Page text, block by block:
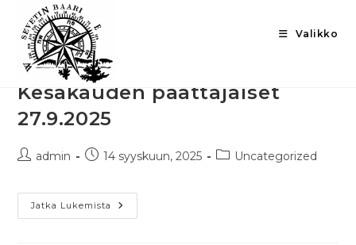
Valikko
Kesäkauden päättäjäiset
27.9.2025
admin 14 syyskuun, 2025 Uncategorized
Jatka Lukemista